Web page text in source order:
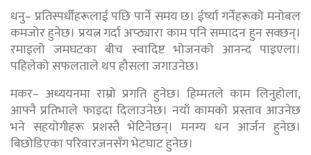
धनु– प्रतिस्पर्धीहरूलाई पछि पार्ने समय छ। ईर्ष्या गर्नेहरूको मनोबल
कमजोर हुनेछ। प्रयत्न गर्दा अप्ठ्यारा काम पनि सम्पादन हुन सक्छन्।
रमाइलो जमघटका बीच स्वादिष्ट भोजनको आनन्द पाइएला।
पहिलेको सफलताले थप हौसला जगाउनेछ।
मकर– अध्ययनमा राम्रो प्रगति हुनेछ। हिम्मतले काम लिनुहोला,
आफ्नै प्रतिभाले फाइदा दिलाउनेछ। नयाँ कामको प्रस्ताव आउनेछ
भने सहयोगीहरू प्रशस्तै भेटिनेछन्। मनग्य धन आर्जन हुनेछ।
बिछोडिएका परिवारजनसँग भेटघाट हुनेछ।